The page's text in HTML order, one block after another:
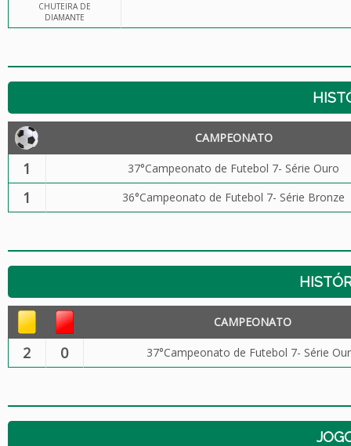
CHUTEIRA DE
DIAMANTE
CAMPEONATO
1 37°Campeonato de Futebol 7- Série Ouro
1 36°Campeonato de Futebol 7- Série Bronze
CAMPEONATO
2 0 37°Campeonato de Futebol 7- Série